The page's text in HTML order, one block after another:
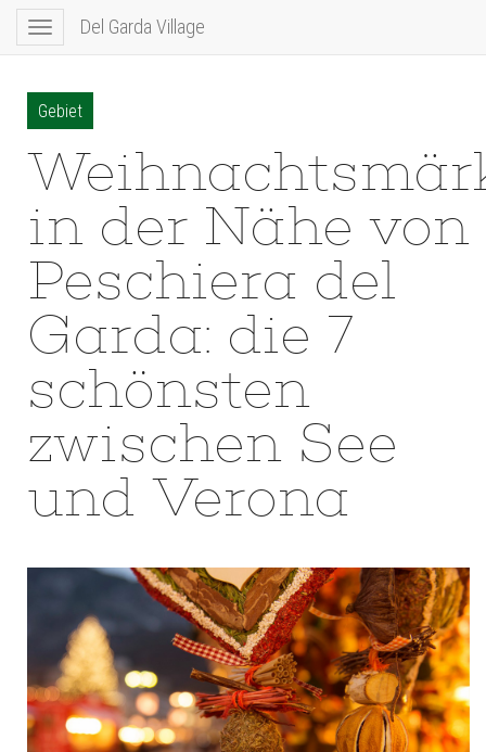
Toggle
navigation
Del Garda Village
Gebiet
in der Nähe von
Peschiera del
Garda: die 7
schönsten
zwischen See
und Verona